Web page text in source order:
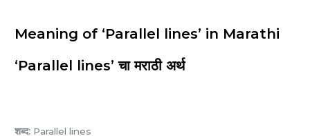
Meaning of ‘Parallel lines’ in Marathi
‘Parallel lines’ चा मराठी अर्थ
शब्द: Parallel lines